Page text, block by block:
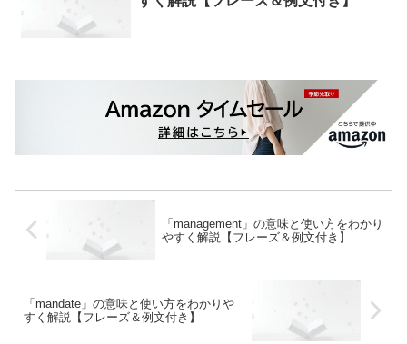
「management」の意味と使い方をわかり
やすく解説【フレーズ＆例文付き】
「mandate」の意味と使い方をわかりや
すく解説【フレーズ＆例文付き】